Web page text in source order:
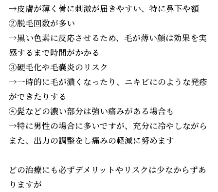
→皮膚が薄く骨に刺激が届きやすい、特に鼻下や額
②脱毛回数が多い
→黒い色素に反応させるため、毛が薄い顔は効果を実
感するまで時間がかかる
③硬毛化や毛嚢炎のリスク
→一時的に毛が濃くなったり、ニキビにのような発疹
ができたりする
④髭などの濃い部分は強い痛みがある場合も
→特に男性の場合に多いですが、充分に冷やしながら
また、出力の調整をし痛みの軽減に努めます
どの治療にも必ずデメリットやリスクは少なからずあ
りますが